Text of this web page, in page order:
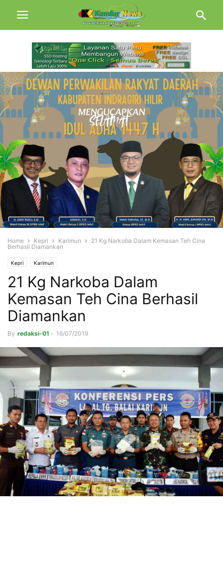
Home Kepri Karimun
21 Kg Narkoba Dalam Kemasan Teh Cina
Berhasil Diamankan
Kepri Karimun
21 Kg Narkoba Dalam
Kemasan Teh Cina Berhasil
Diamankan
By redaksi-01 - 16/07/2019